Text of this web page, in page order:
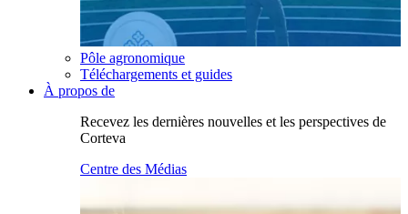
Pôle agronomique
Téléchargements et guides
À propos de
Recevez les dernières nouvelles et les perspectives de
Corteva
Centre des Médias